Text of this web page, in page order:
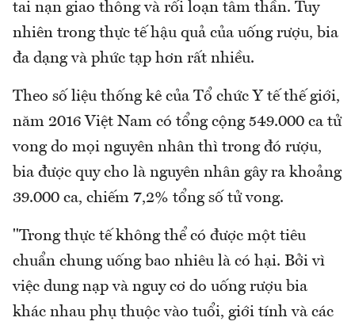
tai nạn giao thông và rối loạn tâm thần. Tuy
nhiên trong thực tế hậu quả của uống rượu, bia
đa dạng và phức tạp hơn rất nhiều.
Theo số liệu thống kê của Tổ chức Y tế thế giới,
năm 2016 Việt Nam có tổng cộng 549.000 ca tử
vong do mọi nguyên nhân thì trong đó rượu,
bia được quy cho là nguyên nhân gây ra khoảng
39.000 ca, chiếm 7,2% tổng số tử vong.
"Trong thực tế không thể có được một tiêu
chuẩn chung uống bao nhiêu là có hại. Bởi vì
việc dung nạp và nguy cơ do uống rượu bia
khác nhau phụ thuộc vào tuổi, giới tính và các